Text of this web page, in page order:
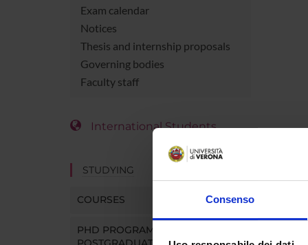
Consenso
Exam calendar
Notices
Thesis and internship proposals
Governing bodies
Faculty staff
International Students
STUDYING
COURSES
PHD PROGRAMMES AND